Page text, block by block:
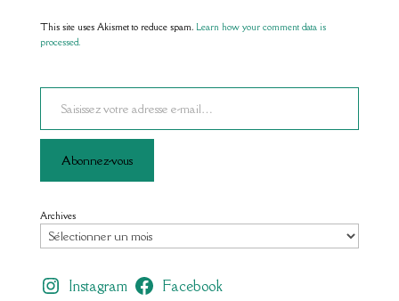
This site uses Akismet to reduce spam. Learn how your comment data is
processed.
Saisissez votre adresse e-mail…
Abonnez-vous
Archives
Instagram Facebook